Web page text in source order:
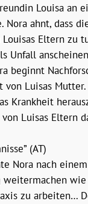
Louisa an
Nora ahnt, dass
Eltern zu
Unfall
beginnt
von Luisas
Krankheit
Luisas Eltern
(AT)
Nora nach
weitermachen
zu arbeiten…